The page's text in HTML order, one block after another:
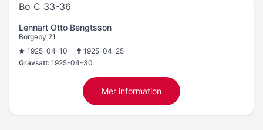
Bo C 33-36
Lennart Otto Bengtsson
Borgeby 21
1925-04-10
1925-04-25
Gravsatt: 1925-04-30
Mer information